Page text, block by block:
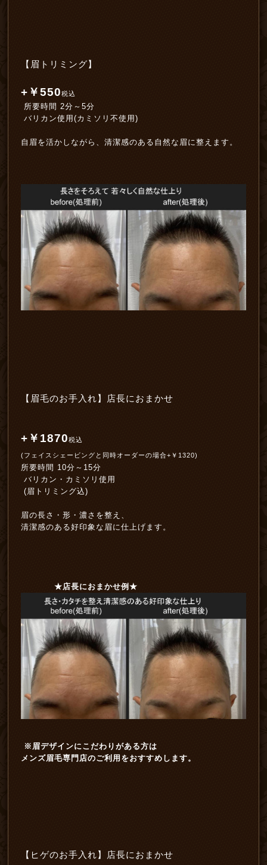
【眉トリミング】
+￥550税込
所要時間 2分～5分
バリカン使用(カミソリ不使用)
自眉を活かしながら、清潔感のある自然な眉に整えます。
【眉毛のお手入れ】店長におまかせ
+￥1870税込
(フェイスシェービングと同時オーダーの場合+￥1320)
所要時間 10分～15分
バリカン・カミソリ使用
(眉トリミング込)
眉の長さ・形・濃さを整え、
清潔感のある好印象な眉に仕上げます。
★店長におまかせ例★
※眉デザインにこだわりがある方は
メンズ眉毛専門店のご利用をおすすめします。
【ヒゲのお手入れ】店長におまかせ